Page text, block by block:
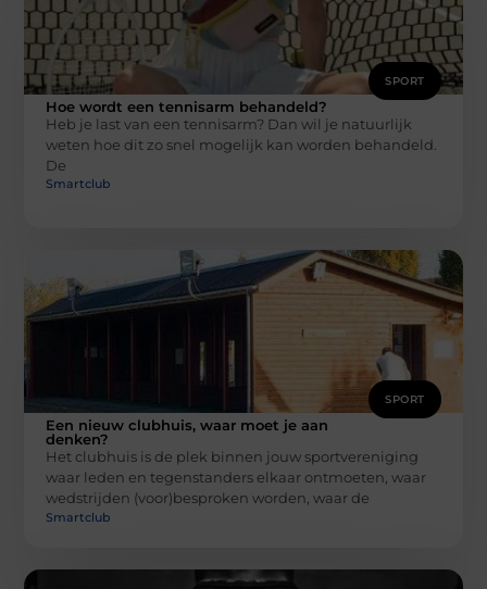
SPORT
Hoe wordt een tennisarm behandeld?
Heb je last van een tennisarm? Dan wil je natuurlijk
weten hoe dit zo snel mogelijk kan worden behandeld.
De
Smartclub
SPORT
Een nieuw clubhuis, waar moet je aan
denken?
Het clubhuis is de plek binnen jouw sportvereniging
waar leden en tegenstanders elkaar ontmoeten, waar
wedstrijden (voor)besproken worden, waar de
Smartclub